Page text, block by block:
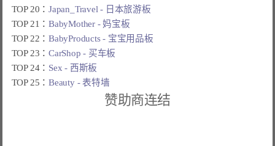
TOP 20：Japan_Travel - 日本旅游板
TOP 21：BabyMother - 妈宝板
TOP 22：BabyProducts - 宝宝用品板
TOP 23：CarShop - 买车板
TOP 24： Sex - 西斯板
TOP 25：Beauty - 表特墙
赞助商连结